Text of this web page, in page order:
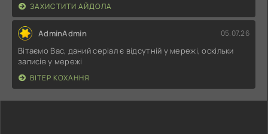
ЗАХИСТИТИ АЙДОЛА
AdminAdmin 05.07.26
Вітаємо Вас, даний серіал є відсутній у мережі, оскільки
записів у мережі
ВІТЕР КОХАННЯ